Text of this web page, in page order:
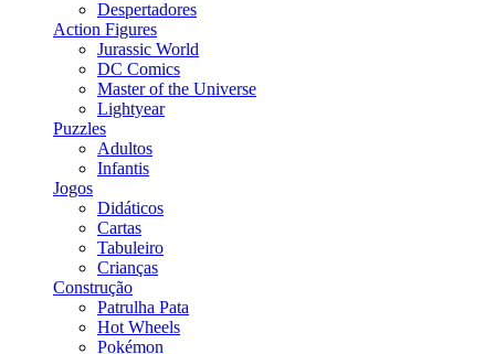
Despertadores
Action Figures
Jurassic World
DC Comics
Master of the Universe
Lightyear
Puzzles
Adultos
Infantis
Jogos
Didáticos
Cartas
Tabuleiro
Crianças
Construção
Patrulha Pata
Hot Wheels
Pokémon